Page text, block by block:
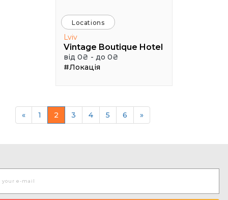
Locations
Lviv
Vintage Boutique Hotel
від 0₴ - до 0₴
#Локація
« 1 2 3 4 5 6 »